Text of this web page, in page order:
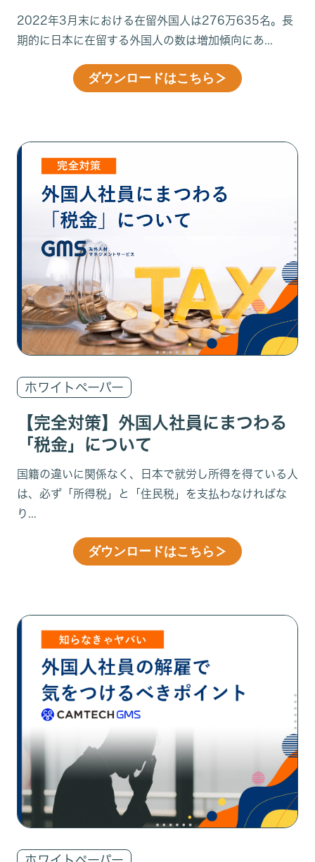
2022年3月末における在留外国人は276万635名。長
期的に日本に在留する外国人の数は増加傾向にあ...
ダウンロードはこちら ＞
ホワイトペーパー
【完全対策】外国人社員にまつわる
「税金」について
国籍の違いに関係なく、日本で就労し所得を得ている人
は、必ず「所得税」と「住民税」を支払わなければな
り...
ダウンロードはこちら ＞